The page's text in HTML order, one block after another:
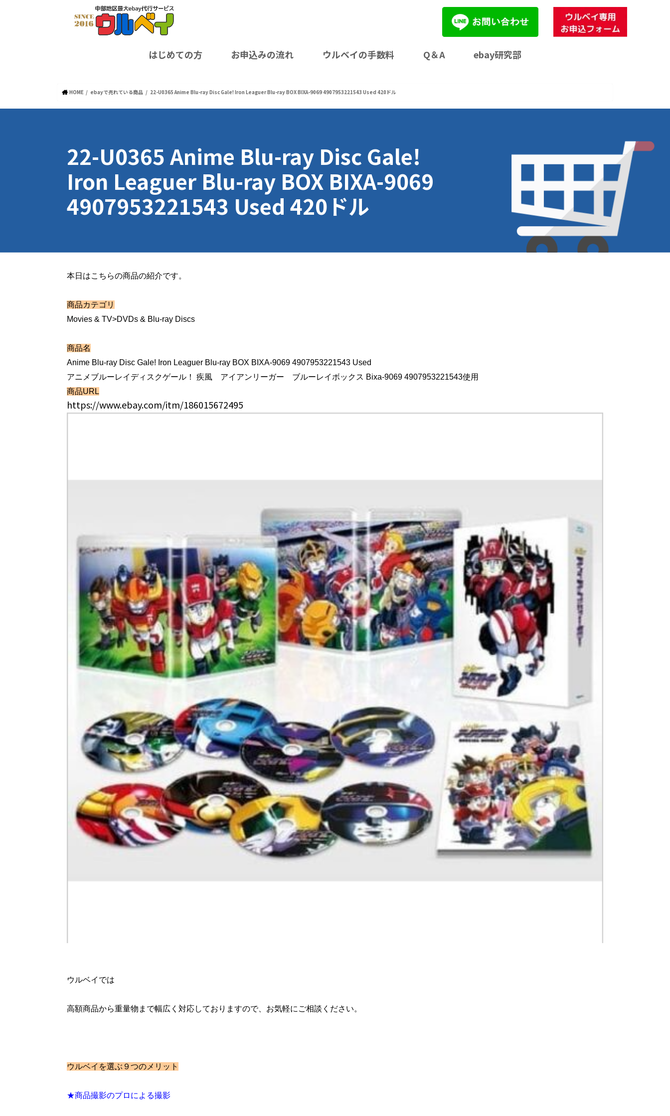
はじめての方 お申込みの流れ ウルベイの手数料 Q＆A ebay研究部
HOME ebayで売れている商品 22-U0365 Anime Blu-ray Disc Gale! Iron Leaguer Blu-ray BOX BIXA-9069 4907953221543 Used 420ドル
22-U0365 Anime Blu-ray Disc Gale!
Iron Leaguer Blu-ray BOX BIXA-9069
4907953221543 Used 420ドル
本日はこちらの商品の紹介です。
商品カテゴリ
Movies & TV>DVDs & Blu-ray Discs
商品名
Anime Blu-ray Disc Gale! Iron Leaguer Blu-ray BOX BIXA-9069 4907953221543 Used
アニメブルーレイディスクゲール！ 疾風 アイアンリーガー ブルーレイボックス Bixa-9069 4907953221543使用
商品URL
https://www.ebay.com/itm/186015672495
ウルベイでは
高額商品から重量物まで幅広く対応しておりますので、お気軽にご相談ください。
ウルベイを選ぶ９つのメリット
★商品撮影のプロによる撮影